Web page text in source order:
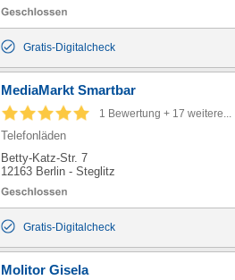
Gratis-Digitalcheck
MediaMarkt Smartbar
1 Bewertung + 17 weitere...
Telefonläden
Betty-Katz-Str. 7
12163 Berlin - Steglitz
Gratis-Digitalcheck
Molitor Gisela